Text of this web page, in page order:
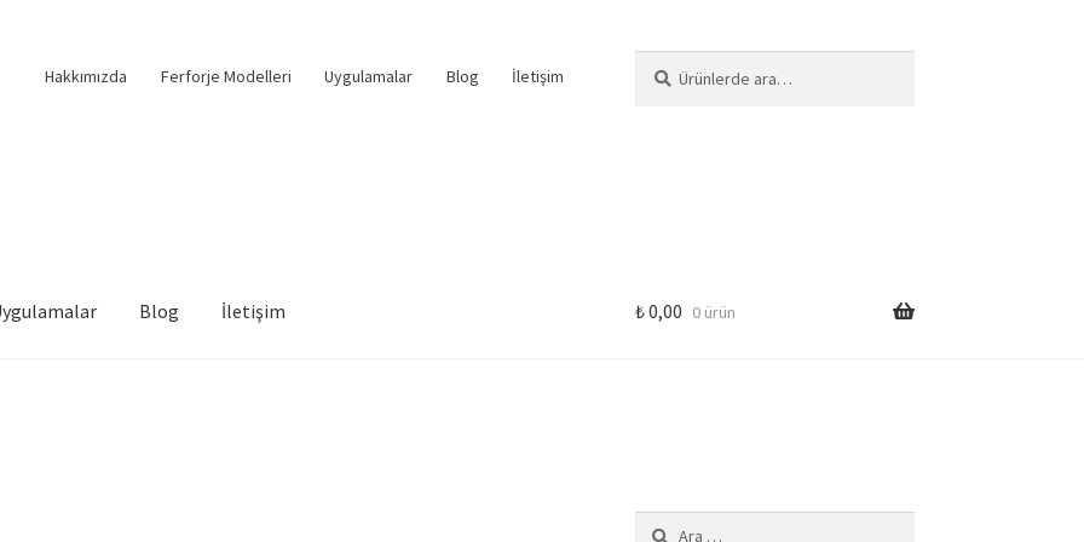
Hakkımızda Ferforje Modelleri Uygulamalar Blog İletişim
Blog İletişim ₺0,00 0 ürün
Arama: